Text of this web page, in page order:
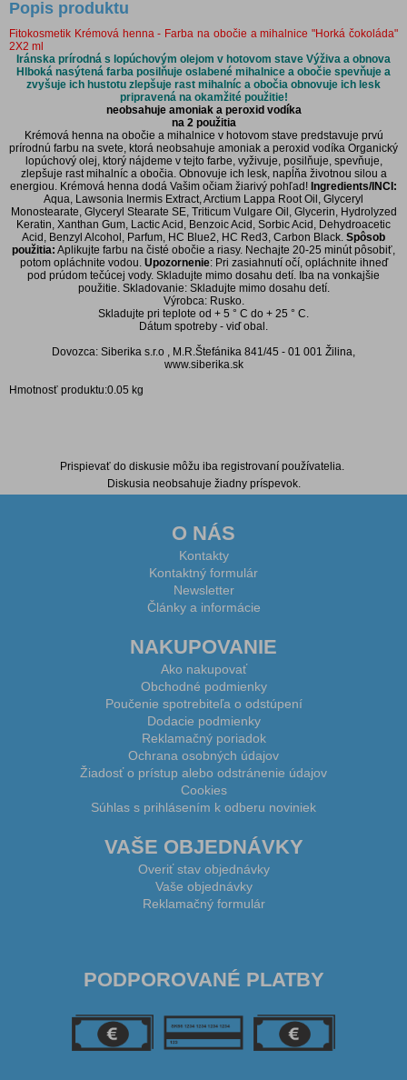
Popis produktu
Fitokosmetik Krémová henna - Farba na obočie a mihalnice "Horká čokoláda"
2X2 ml
Iránska prírodná s lopúchovým olejom v hotovom stave Výživa a obnova
Hlboká nasýtená farba posilňuje oslabené mihalnice a obočie spevňuje a
zvyšuje ich hustotu zlepšuje rast mihalníc a obočia obnovuje ich lesk
pripravená na okamžité použitie!
neobsahuje amoniak a peroxid vodíka
na 2 použitia
Krémová henna na obočie a mihalnice v hotovom stave predstavuje prvú
prírodnú farbu na svete, ktorá neobsahuje amoniak a peroxid vodíka Organický
lopúchový olej, ktorý nájdeme v tejto farbe, vyživuje, posilňuje, spevňuje,
zlepšuje rast mihalníc a obočia. Obnovuje ich lesk, napĺňa životnou silou a
energiou. Krémová henna dodá Vašim očiam žiarivý pohľad! Ingredients/INCI:
Aqua, Lawsonia Inermis Extract, Arctium Lappa Root Oil, Glyceryl
Monostearate, Glyceryl Stearate SE, Triticum Vulgare Oil, Glycerin, Hydrolyzed
Keratin, Xanthan Gum, Lactic Acid, Benzoic Acid, Sorbic Acid, Dehydroacetic
Acid, Benzyl Alcohol, Parfum, HC Blue2, HC Red3, Carbon Black. Spôsob
použitia: Aplikujte farbu na čisté obočie a riasy. Nechajte 20-25 minút pôsobiť,
potom opláchnite vodou. Upozornenie: Pri zasiahnutí očí, opláchnite ihneď
pod prúdom tečúcej vody. Skladujte mimo dosahu detí. Iba na vonkajšie
použitie. Skladovanie: Skladujte mimo dosahu detí.
Výrobca: Rusko.
Skladujte pri teplote od + 5 ° C do + 25 ° C.
Dátum spotreby - viď obal.
Dovozca: Siberika s.r.o , M.R.Štefánika 841/45 - 01 001 Žilina,
www.siberika.sk
Hmotnosť produktu:0.05 kg
Prispievať do diskusie môžu iba registrovaní používatelia.
Diskusia neobsahuje žiadny príspevok.
O NÁS
Kontakty
Kontaktný formulár
Newsletter
Články a informácie
NAKUPOVANIE
Ako nakupovať
Obchodné podmienky
Poučenie spotrebiteľa o odstúpení
Dodacie podmienky
Reklamačný poriadok
Ochrana osobných údajov
Žiadosť o prístup alebo odstránenie údajov
Cookies
Súhlas s prihlásením k odberu noviniek
VAŠE OBJEDNÁVKY
Overiť stav objednávky
Vaše objednávky
Reklamačný formulár
PODPOROVANÉ PLATBY